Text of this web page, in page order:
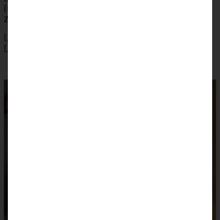
[tab title=”preparation”]
Zutatenliste auf englisch
[/tab]
[/tabs]